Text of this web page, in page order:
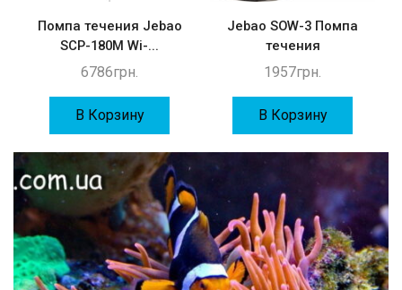
Помпа течения Jebao
SCP-180M Wi-...
6786грн.
В Корзину
Jebao SOW-3 Помпа
течения
1957грн.
В Корзину